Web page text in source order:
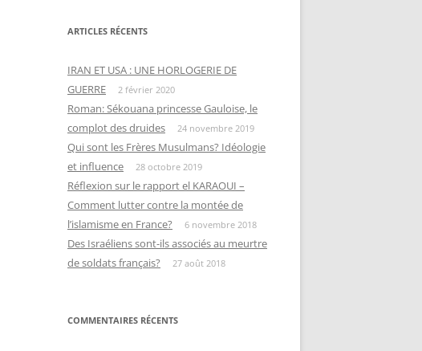
ARTICLES RÉCENTS
IRAN ET USA : UNE HORLOGERIE DE
GUERRE
2 février 2020
Roman: Sékouana princesse Gauloise, le
complot des druides
24 novembre 2019
Qui sont les Frères Musulmans? Idéologie
et influence
28 octobre 2019
Réflexion sur le rapport el KARAOUI –
Comment lutter contre la montée de
l’islamisme en France?
6 novembre 2018
Des Israéliens sont-ils associés au meurtre
de soldats français?
27 août 2018
COMMENTAIRES RÉCENTS